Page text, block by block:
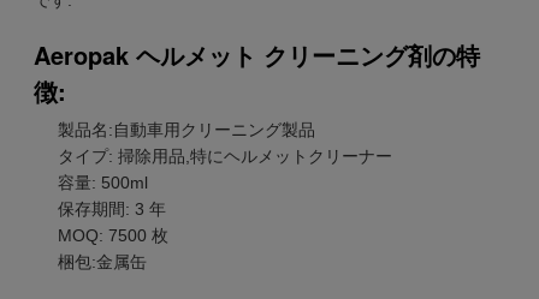
Aeropak ヘルメット クリーニング剤の特
徴:
製品名:自動車用クリーニング製品
タイプ: 掃除用品,特にヘルメットクリーナー
容量: 500ml
保存期間: 3 年
MOQ: 7500 枚
梱包:金属缶